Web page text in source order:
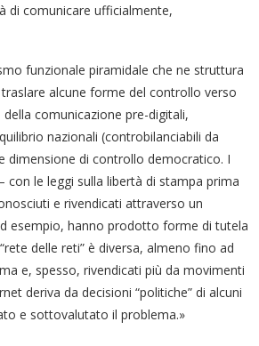
di comunicare ufficialmente,
funzionale piramidale che ne struttura
alcune forme del controllo verso
comunicazione pre-digitali,
nazionali (controbilanciabili da
dimensione di controllo democratico. I
con le leggi sulla libertà di stampa prima
e rivendicati attraverso un
esempio, hanno prodotto forme di tutela
delle reti” è diversa, almeno fino ad
e, spesso, rivendicati più da movimenti
deriva da decisioni “politiche” di alcuni
e sottovalutato il problema.»